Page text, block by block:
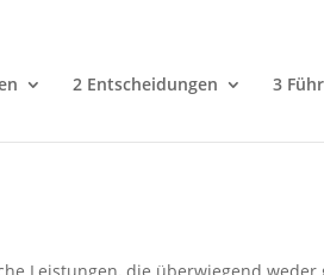
2 Entscheidungen 3